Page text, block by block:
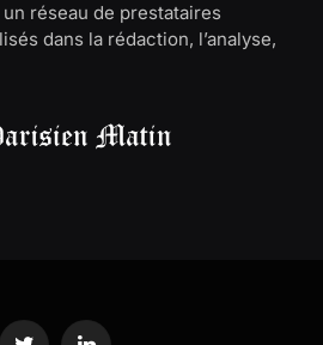
réseau de prestataires
dans la rédaction, l’analyse,